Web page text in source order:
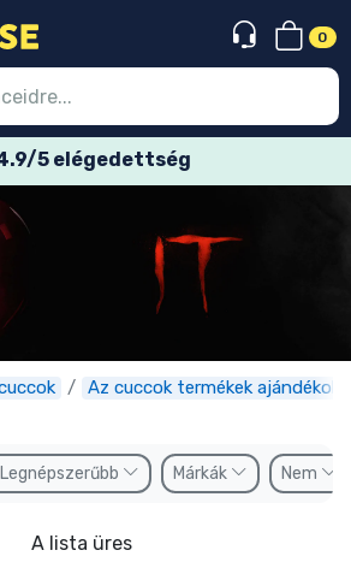
0
5 elégedettség
Az cuccok termékek ajándékok
Legnépszerűbb Márkák Nem
A lista üres
cuccok